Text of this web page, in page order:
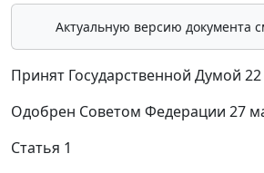
Актуальную версию документа
Принят Государственной Думой
Одобрен Советом Федерации 27
Статья 1